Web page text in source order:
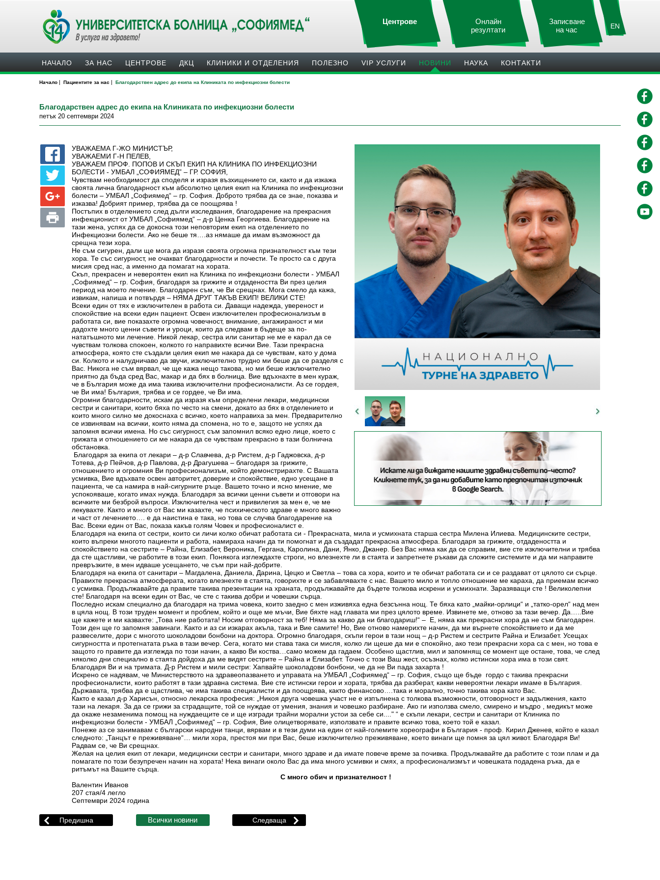
EN
Записване
на час
Онлайн
резултати
Центрове
НАЧАЛО ЗА НАС ЦЕНТРОВЕ ДКЦ КЛИНИКИ И ОТДЕЛЕНИЯ ПОЛЕЗНO VIP УСЛУГИ НОВИНИ НАУКА КОНТАКТИ
Начало | Пациентите за нас | Благодарствен адрес до екипа на Клиниката по инфекциозни болести
Благодарствен адрес до екипа на Клиниката по инфекциозни болести
петък 20 септември 2024
УВАЖАЕМА Г-ЖО МИНИСТЪР,
УВАЖАЕМИ Г-Н ПЕЛЕВ,
УВАЖАЕМ ПРОФ. ПОПОВ И СКЪП ЕКИП НА КЛИНИКА ПО ИНФЕКЦИОЗНИ
БОЛЕСТИ - УМБАЛ „СОФИЯМЕД” – ГР. СОФИЯ,
Чувствам необходимост да споделя и изразя възхищението си, както и да изкажа
своята лична благодарност към абсолютно целия екип на Клиника по инфекциозни
болести – УМБАЛ „Софиямед“ – гр. София. Доброто трябва да се знае, показва и
изказва! Добрият пример, трябва да се поощрява !
Постъпих в отделението след дълги изследвания, благодарение на прекрасния
инфекционист от УМБАЛ „Софиямед“ – д-р Ценка Георгиева. Благодарение на
тази жена, успях да се докосна този неповторим екип на отделението по
Инфекциозни болести. Ако не беше тя….аз нямаше да имам възможност да
срещна тези хора.
Не съм сигурен, дали ще мога да изразя своята огромна признателност към тези
хора. Те със сигурност, не очакват благодарности и почести. Те просто са с друга
мисия сред нас, а именно да помагат на хората.
Скъп, прекрасен и невероятен екип на Клиника по инфекциозни болести - УМБАЛ
„Софиямед“ – гр. София, благодаря за грижите и отдадеността Ви през целия
период на моето лечение. Благодарен съм, че Ви срещнах. Мога смело да кажа,
извикам, напиша и потвърдя – НЯМА ДРУГ ТАКЪВ ЕКИП! ВЕЛИКИ СТЕ!
Всеки един от тях е изключителен в работа си. Даващи надежда, увереност и
спокойствие на всеки един пациент. Освен изключителен професионализъм в
работата си, вие показахте огромна човечност, внимание, ангажираност и ми
дадохте много ценни съвети и уроци, които да следвам в бъдеще за по-
нататъшното ми лечение. Никой лекар, сестра или санитар не ме е карал да се
чувствам толкова спокоен, колкото го направихте всички Вие. Тази прекрасна
атмосфера, която сте създали целия екип ме накара да се чувствам, като у дома
си. Колкото и налудничаво да звучи, изключително трудно ми беше да се разделя с
Вас. Никога не съм вярвал, че ще кажа нещо такова, но ми беше изключително
приятно да бъда сред Вас, макар и да бях в болница. Вие вдъхнахте в мен кураж,
че в България може да има такива изключителни професионалисти. Аз се гордея,
че Ви има! България, трябва и се гордее, че Ви има.
Огромни благодарности, искам да изразя към определени лекари, медицински
сестри и санитари, които бяха по често на смени, докато аз бях в отделението и
които много силно ме докоснаха с всичко, което направиха за мен. Предварително
се извинявам на всички, които няма да спомена, но то е, защото не успях да
запомня всички имена. Но със сигурност, съм запомнил всяко едно лице, което с
грижата и отношението си ме накара да се чувствам прекрасно в тази болнична
обстановка.
Благодаря за екипа от лекари – д-р Славчева, д-р Ристем, д-р Гаджовска, д-р
Тотева, д-р Пейчов, д-р Павлова, д-р Драгушева – благодаря за грижите,
отношението и огромния Ви професионализъм, който демонстрирахте. С Вашата
усмивка, Вие вдъхвате освен авторитет, доверие и спокойствие, едно усещане в
пациента, че са намира в най-сигурните ръце. Вашето точно и ясно мнение, ме
успокояваше, когато имах нужда. Благодаря за всички ценни съвети и отговори на
всичките ми безброй въпроси. Изключителна чест и привилегия за мен е, че ме
лекувахте. Както и много от Вас ми казахте, че психическото здраве е много важно
и част от лечението…. е да наистина е така, но това се случва благодарение на
Вас. Всеки един от Вас, показа какъв голям Човек и професионалист е.
Благодаря на екипа от сестри, които си личи колко обичат работата си - Прекрасната, мила и усмихната старша сестра Милена Илиева. Медицинските сестри,
които въпреки многото пациенти и работа, намираха начин да ти помогнат и да създадат прекрасна атмосфера. Благодаря за грижите, отдадеността и
спокойствието на сестрите – Райна, Елизабет, Вероника, Гергана, Каролина, Дани, Янко, Джанер. Без Вас няма как да се справим, вие сте изключителни и трябва
да сте щастливи, че работите в този екип. Понякога изглеждахте строги, но влезнехте ли в стаята и запретнете ръкави да сложите системите и да ми направите
превръзките, в мен идваше усещането, че съм при най-добрите.
Благодаря на екипа от санитари – Магдалена, Даниела, Дарина, Цецко и Светла – това са хора, които и те обичат работата си и се раздават от цялото си сърце.
Правихте прекрасна атмосферата, когато влезнехте в стаята, говорихте и се забавлявахте с нас. Вашето мило и топло отношение ме караха, да приемам всичко
с усмивка. Продължавайте да правите такива презентации на храната, продължавайте да бъдете толкова искрени и усмихнати. Заразяващи сте ! Великолепни
сте! Благодаря на всеки един от Вас, че сте с такива добри и човешки сърца.
Последно искам специално да благодаря на трима човека, които заедно с мен изживяха една безсънна нощ. Те бяха като „майки-орлици“ и „татко-орел“ над мен
в цяла нощ. В този труден момент и проблем, който и още ме мъчи, Вие бяхте над главата ми през цялото време. Извинете ме, отново за тази вечер. Да…..Вие
ще кажете и ми казвахте: „Това ние работата! Носим отговорност за теб! Няма за какво да ни благодариш!“ – Е, няма как прекрасни хора да не съм благодарен.
Този ден ще го запомня завинаги. Както и аз си изкарах акъла, така и Вие самите! Но, Вие отново намерихте начин, да ми върнете спокойствието и да ме
развеселите, дори с многото шоколадови бонбони на доктора. Огромно благодаря, скъпи герои в тази нощ – д-р Ристем и сестрите Райна и Елизабет. Усещах
сигурността и протегнатата ръка в тази вечер. Сега, когато ми става така си мисля, колко ли щеше да ми е спокойно, ако тези прекрасни хора са с мен, но това е
защото го правите да изглежда по този начин, а какво Ви коства…само можем да гадаем. Особено щастлив, мил и запомнящ се момент ще остане, това, че след
няколко дни специално в стаята дойдоха да ме видят сестрите – Райна и Елизабет. Точно с този Ваш жест, осъзнах, колко истински хора има в този свят.
Благодаря Ви и на тримата. Д-р Ристем и мили сестри: Хапвайте шоколадови бонбони, че да не Ви пада захарта !
Искрено се надявам, че Министерството на здравеопазването и управата на УМБАЛ „Софиямед“ – гр. София, също ще бъде гордо с такива прекрасни
професионалисти, които работят в тази здравна система. Вие сте истински герои и хората, трябва да разберат, какви невероятни лекари имаме в България.
Държавата, трябва да е щастлива, че има такива специалисти и да поощрява, както финансово….така и морално, точно такива хора като Вас.
Както е казал д-р Харисън, относно лекарска професия: „Никоя друга човешка участ не е изпълнена с толкова възможности, отговорност и задължения, както
тази на лекаря. За да се грижи за страдащите, той се нуждае от умения, знания и човешко разбиране. Ако ги използва смело, смирено и мъдро , медикът може
да окаже незаменима помощ на нуждаещите се и ще изгради трайни морални устои за себе си...." “ е скъпи лекари, сестри и санитари от Клиника по
инфекциозни болести - УМБАЛ „Софиямед“ – гр. София, Вие олицетворявате, използвате и правите всичко това, което той е казал.
Понеже аз се занимавам с български народни танци, вярвам и в тези думи на един от най-големите хореографи в България - проф. Кирил Дженев, който е казал
следното: „Танцът е преживяване“… мили хора, престоя ми при Вас, беше изключително преживяване, което винаги ще помня за цял живот. Благодаря Ви!
Радвам се, че Ви срещнах.
Желая на целия екип от лекари, медицински сестри и санитари, много здраве и да имате повече време за почивка. Продължавайте да работите с този плам и да
помагате по този безупречен начин на хората! Нека винаги около Вас да има много усмивки и смях, а професионализмът и човешката подадена ръка, да е
ритъмът на Вашите сърца.
С много обич и признателност !
Валентин Иванов
207 стая/4 легло
Септември 2024 година